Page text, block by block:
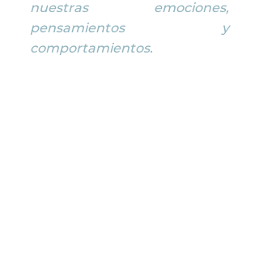
nuestras emociones,
pensamientos y
comportamientos.